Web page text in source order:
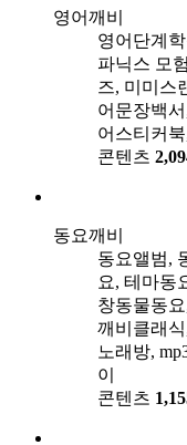
영어깨비
영어단계
파닉스 모
즈, 미미스
어문장백
어스티커
콘텐츠
동요깨비
동요앨범,
요, 테마동
창동물동
깨비클래
노래방,
이
콘텐츠